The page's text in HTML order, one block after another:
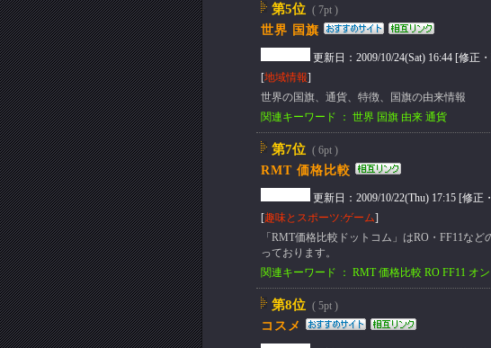
第5位 ( 7pt )
世界 国旗
更新日：2009/10/24(Sat) 16:44 [修正
[地域情報]
世界の国旗、通貨、特徴、国旗の由来情報
関連キーワード ： 世界 国旗 由来 通貨
第7位 ( 6pt )
RMT 価格比較
更新日：2009/10/22(Thu) 17:15 [修正
[趣味とスポーツ:ゲーム]
「RMT価格比較ドットコム」はRO・FF11な
っております。
関連キーワード ： RMT 価格比較 RO FF11 オ
第8位 ( 5pt )
コスメ